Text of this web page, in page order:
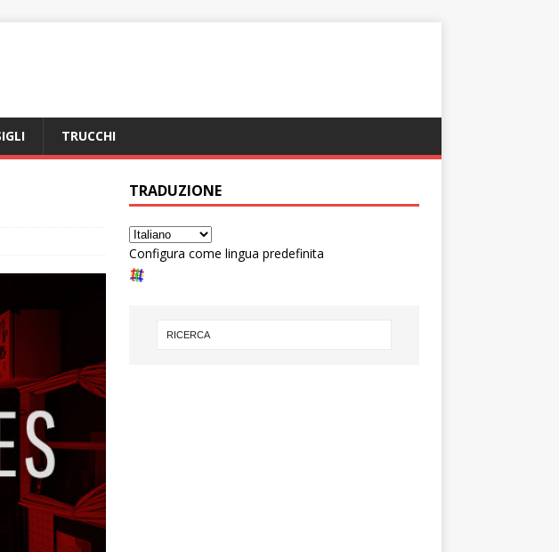
TRUCCHI
TRADUZIONE
Configura come lingua predefinita